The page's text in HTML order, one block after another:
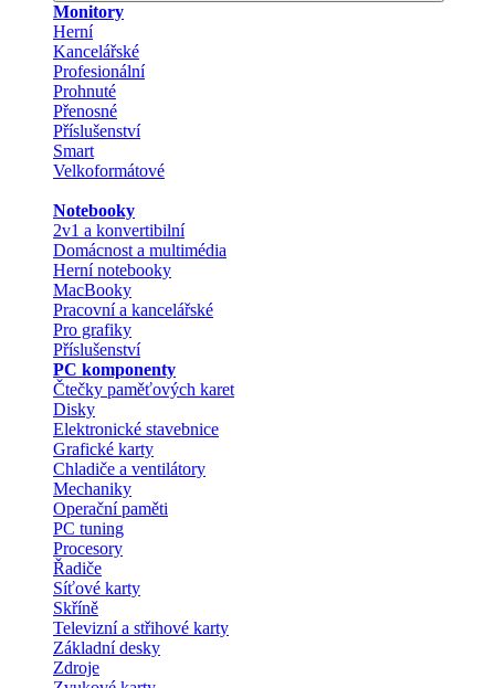
Monitory
Herní
Kancelářské
Profesionální
Prohnuté
Přenosné
Příslušenství
Smart
Velkoformátové
Notebooky
2v1 a konvertibilní
Domácnost a multimédia
Herní notebooky
MacBooky
Pracovní a kancelářské
Pro grafiky
Příslušenství
PC komponenty
Čtečky paměťových karet
Disky
Elektronické stavebnice
Grafické karty
Chladiče a ventilátory
Mechaniky
Operační paměti
PC tuning
Procesory
Řadiče
Síťové karty
Skříně
Televizní a střihové karty
Základní desky
Zdroje